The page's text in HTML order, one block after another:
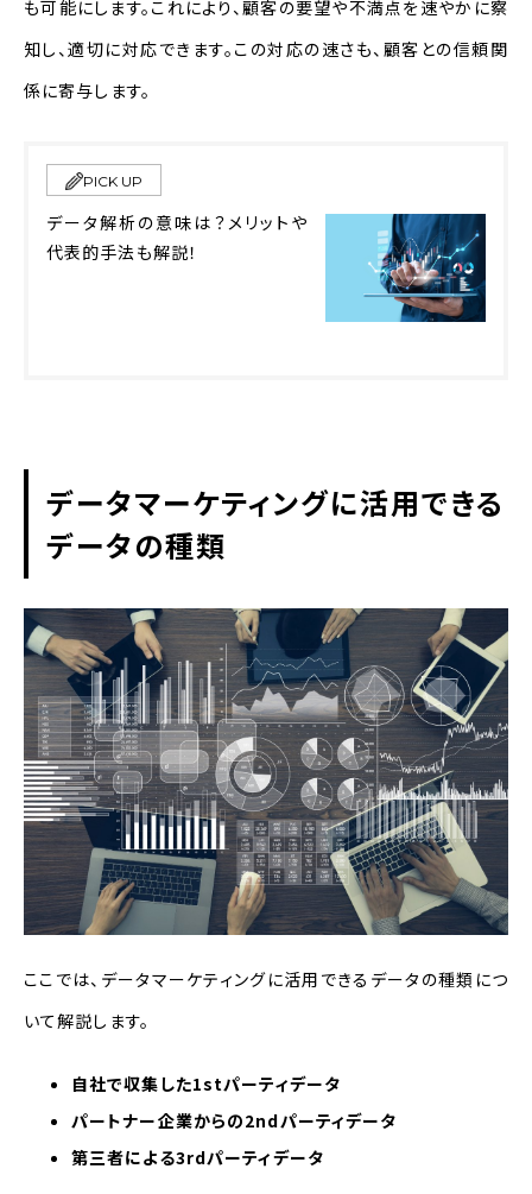
も可能にします。これにより、顧客の要望や不満点を速やかに察
知し、適切に対応できます。この対応の速さも、顧客との信頼関
係に寄与します。
PICK UP
データ解析の意味は？メリットや
代表的手法も解説！
データマーケティングに活用できる
データの種類
ここでは、データマーケティングに活用できるデータの種類につ
いて解説します。
自社で収集した1stパーティデータ
パートナー企業からの2ndパーティデータ
第三者による3rdパーティデータ